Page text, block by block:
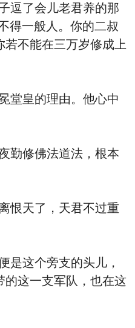
逗了会儿老君养的那
得一般人。你的二叔
不能在三万岁修成上
堂皇的理由。他心中
勤修佛法道法，根本
恨天了，天君不过重
这个旁支的头儿，
的这一支军队，也在这